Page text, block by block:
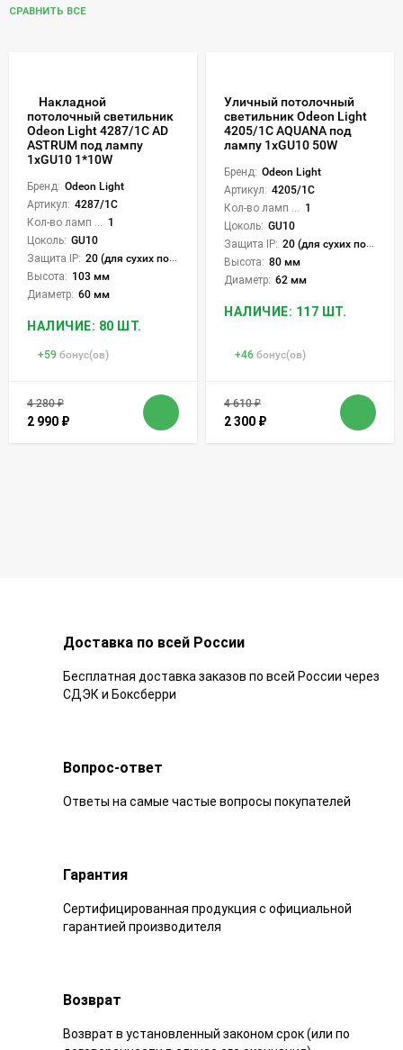
СРАВНИТЬ ВСЕ
Накладной
потолочный светильник
Odeon Light 4287/1C AD
ASTRUM под лампу
1xGU10 1*10W
Бренд: Odeon Light
Артикул: 4287/1C
Кол-во ламп или LED: 1
Цоколь: GU10
Защита IP: 20 (для сухих пом.)
Высота: 103 мм
Диаметр: 60 мм
НАЛИЧИЕ: 80 ШТ.
+59 бонус(ов)
4 280₽
2 990 ₽
Уличный потолочный
светильник Odeon Light
4205/1C AQUANA под
лампу 1xGU10 50W
Бренд: Odeon Light
Артикул: 4205/1C
1
Цоколь: GU10
Защита IP: 20 (для сухих пом.)
Высота: 80 мм
Диаметр: 62 мм
НАЛИЧИЕ: 117 ШТ.
+46 бонус(ов)
4 610₽
2 300 ₽
Доставка по всей России
Бесплатная доставка заказов по всей России через
СДЭК и Боксберри
Вопрос-ответ
Ответы на самые частые вопросы покупателей
Гарантия
Сертифицированная продукция с официальной
гарантией производителя
Возврат
Возврат в установленный законом срок (или по